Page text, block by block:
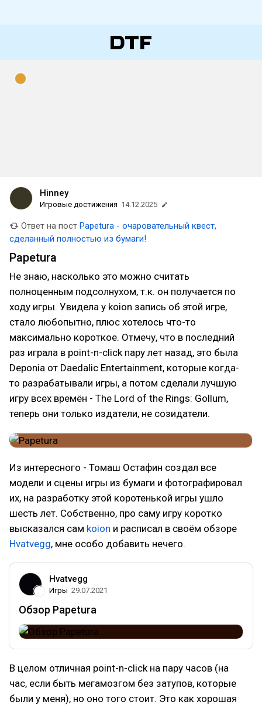
Hinney
Игровые достижения 14.12.2025
Ответ на пост Papetura - очаровательный квест,
сделанный полностью из бумаги!
Papetura
Не знаю, насколько это можно считать
полноценным подсолнухом, т.к. он получается по
ходу игры. Увидела у koion запись об этой игре,
стало любопытно, плюс хотелось что-то
максимально короткое. Отмечу, что в последний
раз играла в point-n-click пару лет назад, это была
Deponia от Daedalic Entertainment, которые когда-
то разрабатывали игры, а потом сделали лучшую
игру всех времён - The Lord of the Rings: Gollum,
теперь они только издатели, не созидатели.
Из интересного - Томаш Остафин создал все
модели и сцены игры из бумаги и фотографировал
их, на разработку этой коротенькой игры ушло
шесть лет. Собственно, про саму игру коротко
высказался сам koion и расписал в своём обзоре
Hvatvegg, мне особо добавить нечего.
Hvatvegg
Игры 29.07.2021
Обзор Papetura
В целом отличная point-n-click на пару часов (на
час, если быть мегамозгом без затупов, которые
были у меня), но оно того стоит. Это как хорошая